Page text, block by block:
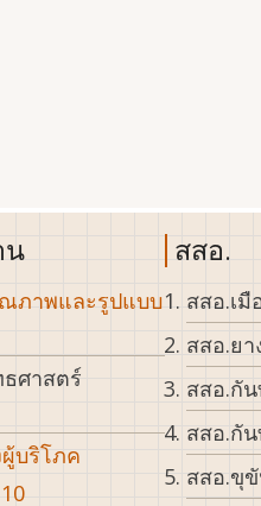
น
ภาพและรูปแบบ
ศาสตร์
บริโภค
สสอ.
สสอ.เมื
สสอ.ย
สสอ.กั
สสอ.กั
สสอ.ขุ